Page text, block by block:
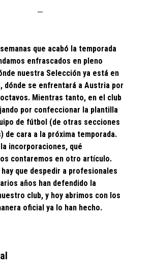
que acabó la temporada
enfrascados en pleno
nuestra Selección ya está en
dónde se enfrentará a Austria por
Mientras tanto, en el club
por confeccionar la plantilla
de fútbol (de otras secciones
de cara a la próxima temporada.
incorporaciones, qué
contaremos en otro artículo.
que despedir a profesionales
años han defendido la
club, y hoy abrimos con los
oficial ya lo han hecho.